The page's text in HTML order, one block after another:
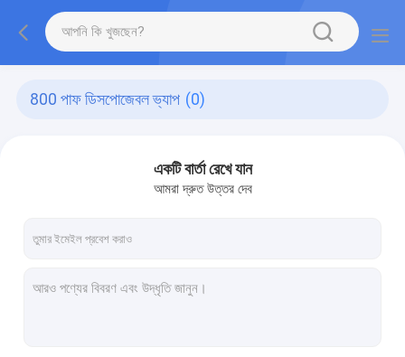
800 পাফ ডিসপোজেবল ভ্যাপ (0)
একটি বার্তা রেখে যান
আমরা দ্রুত উত্তর দেব